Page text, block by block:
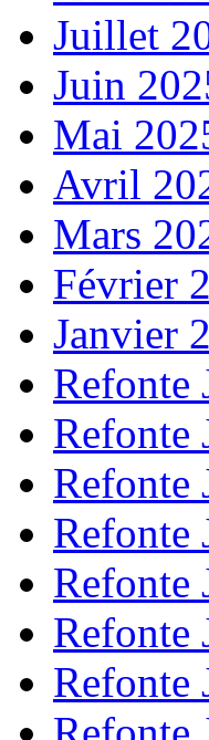
Juillet
Juin
Mai
Avril
Mars
Février
Janvier
Refonte
Refonte
Refonte
Refonte
Refonte
Refonte
Refonte